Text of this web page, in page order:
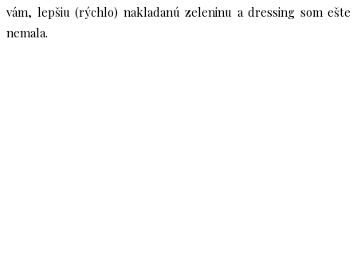
vám, lepšiu (rýchlo) nakladanú zeleninu a dressing som ešte
nemala.